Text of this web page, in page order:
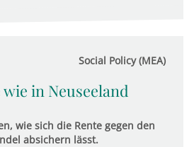
Social Policy (MEA)
in Neuseeland
wie sich die Rente gegen den
absichern lässt.